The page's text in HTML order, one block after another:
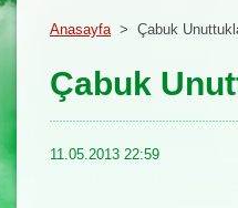
Anasayfa > Çabuk
Çabuk
11.05.2013 22:59